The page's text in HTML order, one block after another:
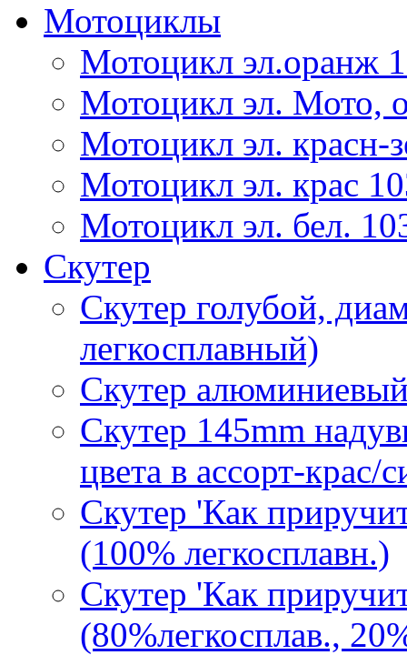
Мотоциклы
Мотоцикл эл.оранж
Мотоцикл эл. Мото,
Мотоцикл эл. красн-
Мотоцикл эл. крас
Мотоцикл эл. бел.
Скутер
Скутер голубой,
легкосплавный)
Скутер
Скутер 145mm
цвета в ассорт-крас/
Скутер 'Как
(100% легкосплавн.)
Скутер 'Как
(80%легкосплав.,